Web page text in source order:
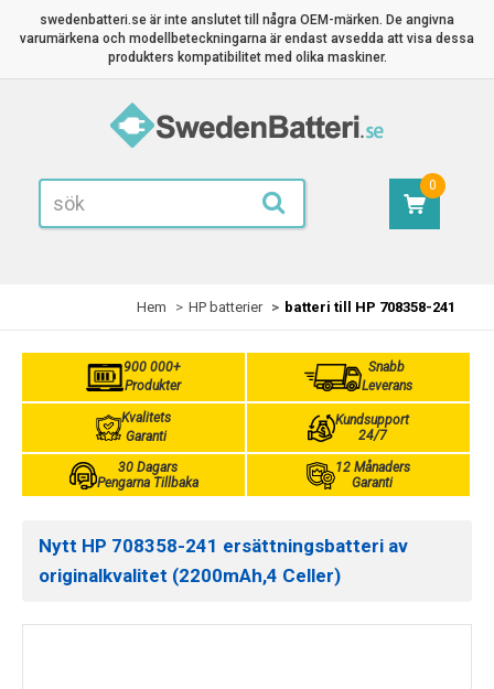
swedenbatteri.se är inte anslutet till några OEM-märken. De angivna
varumärkena och modellbeteckningarna är endast avsedda att visa dessa
produkters kompatibilitet med olika maskiner.
0
Hem HP batterier batteri till HP 708358-241
900 000+
Produkter
Snabb
Leverans
Kvalitets
Garanti
Kundsupport
24/7
30 Dagars
Pengarna Tillbaka
12 Månaders
Garanti
Nytt HP 708358-241 ersättningsbatteri av
originalkvalitet (2200mAh,4 Celler)